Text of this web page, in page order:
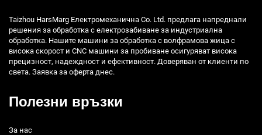
Taizhou HarsMarg Електромеханична Co. Ltd. предлага напреднали
решения за обработка с електрозабиване за индустриална
обработка. Нашите машини за обработка с волфрамова жица с
висока скорост и CNC машини за пробиване осигуряват висока
прецизност, надеждност и ефективност. Доверяван от клиенти по
света. Заявка за оферта днес.
Полезни връзки
За нас